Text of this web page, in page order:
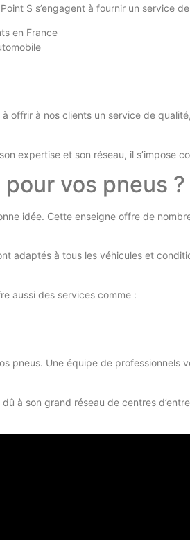
S s’engagent à fournir un service
en France
offrir à nos clients un service de
expertise et son réseau, il s’impose
vos pneus ?
idée. Cette enseigne offre de
adaptés à tous les véhicules et
aussi des services comme :
pneus. Une équipe de professionnels
à son grand réseau de centres